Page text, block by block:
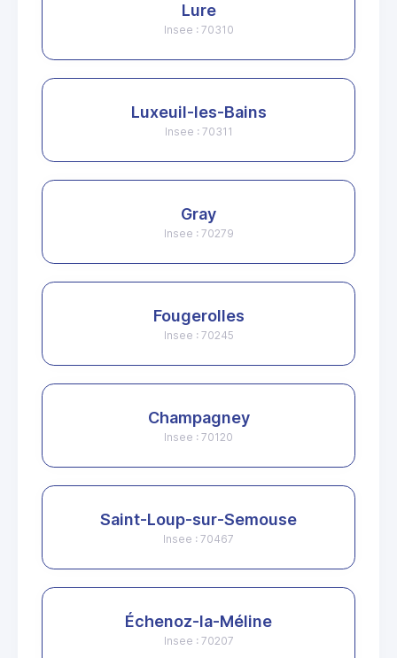
Lure
Insee : 70310
Luxeuil-les-Bains
Insee : 70311
Gray
Insee : 70279
Fougerolles
Insee : 70245
Champagney
Insee : 70120
Saint-Loup-sur-Semouse
Insee : 70467
Échenoz-la-Méline
Insee : 70207